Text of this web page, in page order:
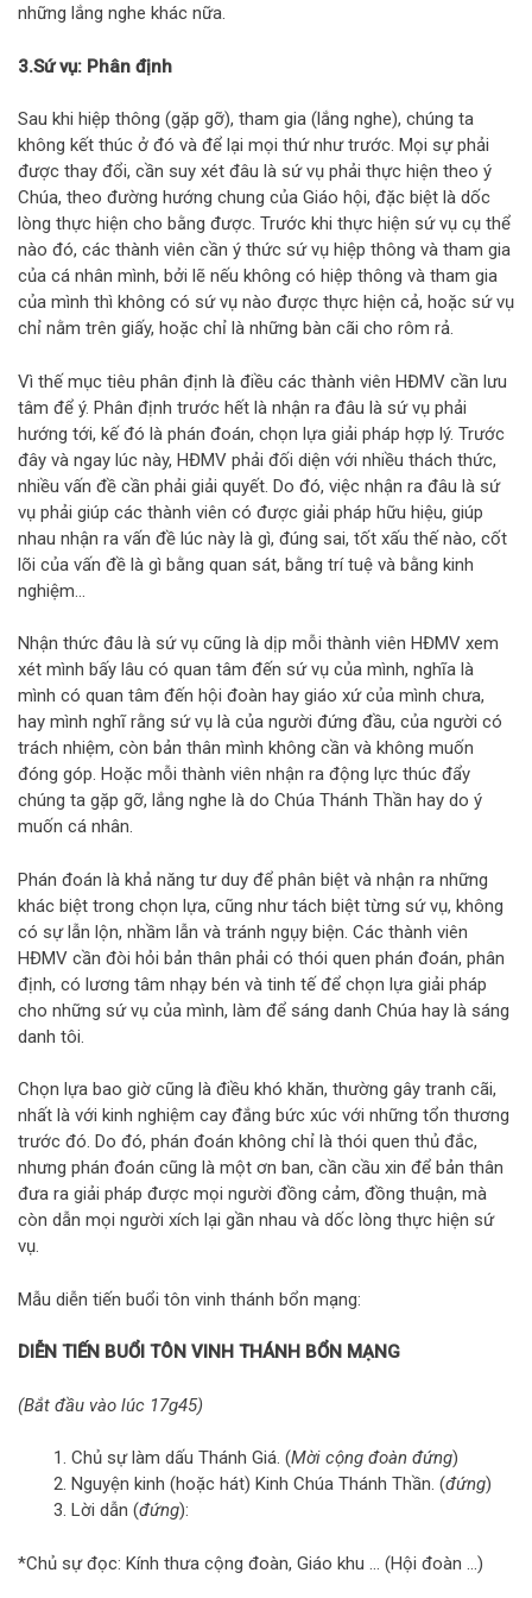
những lắng nghe khác nữa.
3.Sứ vụ: Phân định
Sau khi hiệp thông (gặp gỡ), tham gia (lắng nghe), chúng ta
không kết thúc ở đó và để lại mọi thứ như trước. Mọi sự phải
được thay đổi, cần suy xét đâu là sứ vụ phải thực hiện theo ý
Chúa, theo đường hướng chung của Giáo hội, đặc biệt là dốc
lòng thực hiện cho bằng được. Trước khi thực hiện sứ vụ cụ thể
nào đó, các thành viên cần ý thức sứ vụ hiệp thông và tham gia
của cá nhân mình, bởi lẽ nếu không có hiệp thông và tham gia
của mình thì không có sứ vụ nào được thực hiện cả, hoặc sứ vụ
chỉ nằm trên giấy, hoặc chỉ là những bàn cãi cho rôm rả.
Vì thế mục tiêu phân định là điều các thành viên HĐMV cần lưu
tâm để ý. Phân định trước hết là nhận ra đâu là sứ vụ phải
hướng tới, kế đó là phán đoán, chọn lựa giải pháp hợp lý. Trước
đây và ngay lúc này, HĐMV phải đối diện với nhiều thách thức,
nhiều vấn đề cần phải giải quyết. Do đó, việc nhận ra đâu là sứ
vụ phải giúp các thành viên có được giải pháp hữu hiệu, giúp
nhau nhận ra vấn đề lúc này là gì, đúng sai, tốt xấu thế nào, cốt
lõi của vấn đề là gì bằng quan sát, bằng trí tuệ và bằng kinh
nghiệm…
Nhận thức đâu là sứ vụ cũng là dịp mỗi thành viên HĐMV xem
xét mình bấy lâu có quan tâm đến sứ vụ của mình, nghĩa là
mình có quan tâm đến hội đoàn hay giáo xứ của mình chưa,
hay mình nghĩ rằng sứ vụ là của người đứng đầu, của người có
trách nhiệm, còn bản thân mình không cần và không muốn
đóng góp. Hoặc mỗi thành viên nhận ra động lực thúc đẩy
chúng ta gặp gỡ, lắng nghe là do Chúa Thánh Thần hay do ý
muốn cá nhân.
Phán đoán là khả năng tư duy để phân biệt và nhận ra những
khác biệt trong chọn lựa, cũng như tách biệt từng sứ vụ, không
có sự lẫn lộn, nhầm lẫn và tránh ngụy biện. Các thành viên
HĐMV cần đòi hỏi bản thân phải có thói quen phán đoán, phân
định, có lương tâm nhạy bén và tinh tế để chọn lựa giải pháp
cho những sứ vụ của mình, làm để sáng danh Chúa hay là sáng
danh tôi.
Chọn lựa bao giờ cũng là điều khó khăn, thường gây tranh cãi,
nhất là với kinh nghiệm cay đắng bức xúc với những tổn thương
trước đó. Do đó, phán đoán không chỉ là thói quen thủ đắc,
nhưng phán đoán cũng là một ơn ban, cần cầu xin để bản thân
đưa ra giải pháp được mọi người đồng cảm, đồng thuận, mà
còn dẫn mọi người xích lại gần nhau và dốc lòng thực hiện sứ
vụ.
Mẫu diễn tiến buổi tôn vinh thánh bổn mạng:
DIỄN TIẾN BUỔI TÔN VINH THÁNH BỔN MẠNG
(Bắt đầu vào lúc 17g45)
Chủ sự làm dấu Thánh Giá. (Mời cộng đoàn đứng)
Nguyện kinh (hoặc hát) Kinh Chúa Thánh Thần. (đứng)
Lời dẫn (đứng):
*Chủ sự đọc: Kính thưa cộng đoàn, Giáo khu … (Hội đoàn …)